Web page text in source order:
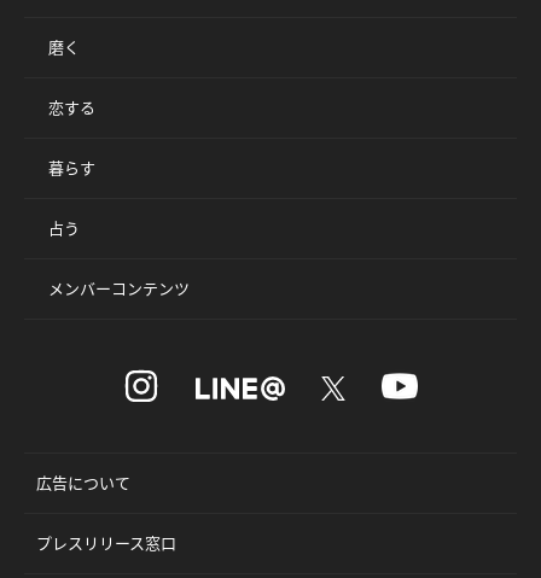
磨く
恋する
暮らす
占う
メンバーコンテンツ
広告について
プレスリリース窓口